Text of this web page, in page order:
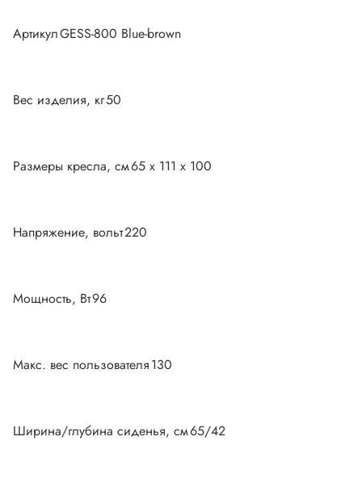
АртикулGESS-800 Blue-brown
Вес изделия, кг50
Размеры кресла, см65 x 111 x 100
Напряжение, вольт220
Мощность, Вт96
Макс. вес пользователя130
Ширина/глубина сиденья, см65/42